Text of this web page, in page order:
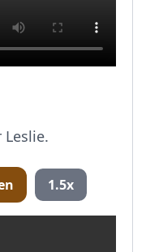
Leslie.
1.5x